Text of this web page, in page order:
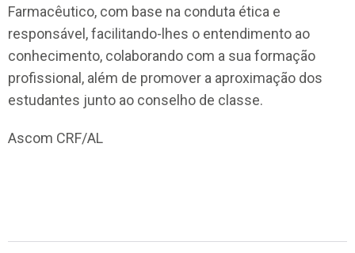
Farmacêutico, com base na conduta ética e
responsável, facilitando-lhes o entendimento ao
conhecimento, colaborando com a sua formação
profissional, além de promover a aproximação dos
estudantes junto ao conselho de classe.
Ascom CRF/AL